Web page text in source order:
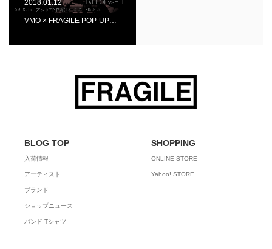
2018.01.12
VMO × FRAGILE POP-UP…
BLOG TOP
入荷情報
アーティスト
ブランド
ショップニュース
バンド Tシャツ
SHOPPING
ONLINE STORE
Yahoo! STORE